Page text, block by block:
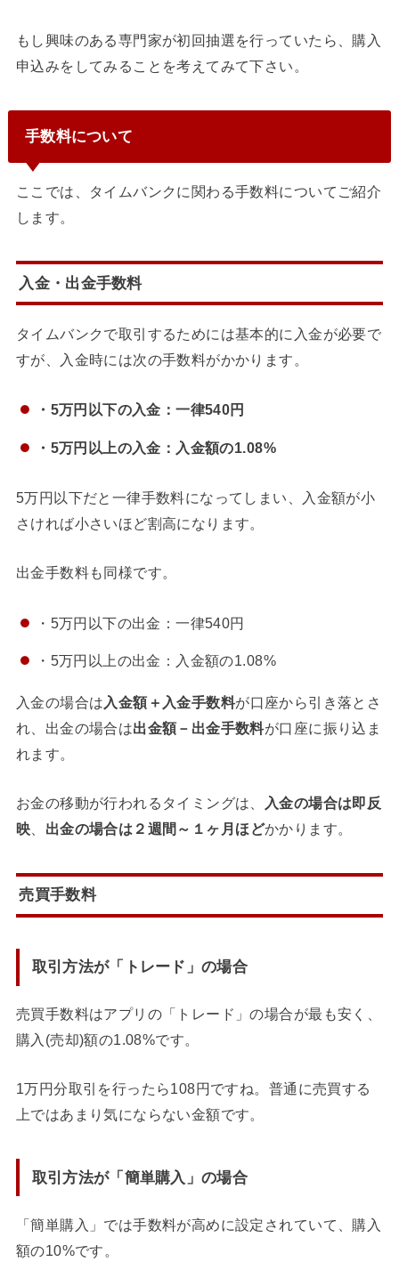
もし興味のある専門家が初回抽選を行っていたら、購入
申込みをしてみることを考えてみて下さい。
手数料について
ここでは、タイムバンクに関わる手数料についてご紹介
します。
入金・出金手数料
タイムバンクで取引するためには基本的に入金が必要で
すが、入金時には次の手数料がかかります。
・5万円以下の入金：一律540円
・5万円以上の入金：入金額の1.08%
5万円以下だと一律手数料になってしまい、入金額が小
さければ小さいほど割高になります。
出金手数料も同様です。
・5万円以下の出金：一律540円
・5万円以上の出金：入金額の1.08%
入金の場合は 入金額＋入金手数料が口座から引き落とさ
れ、出金の場合は出金額－出金手数料が口座に振り込ま
れます。
お金の移動が行われるタイミングは、
入金の場合は即反
映
出金の場合は２週間～１ヶ月ほどかかります。
売買手数料
取引方法が「トレード」の場合
売買手数料はアプリの「トレード」の場合が最も安く、
購入(売却)額の1.08%です。
1万円分取引を行ったら108円ですね。普通に売買する
上ではあまり気にならない金額です。
取引方法が「簡単購入」の場合
「簡単購入」では手数料が高めに設定されていて、 購入
額の10%です。